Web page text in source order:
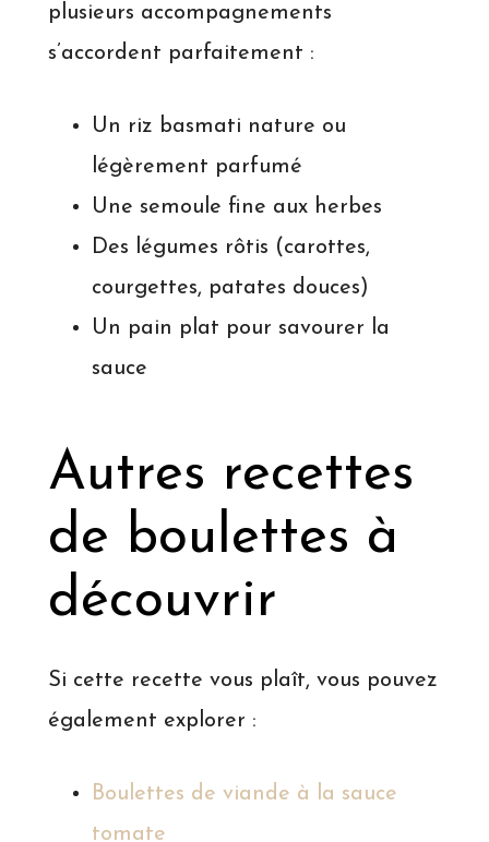
plusieurs accompagnements
s’accordent parfaitement :
Un riz basmati nature ou
légèrement parfumé
Une semoule fine aux herbes
Des légumes rôtis (carottes,
courgettes, patates douces)
Un pain plat pour savourer la
sauce
Autres recettes
de boulettes à
découvrir
Si cette recette vous plaît, vous pouvez
également explorer :
Boulettes de viande à la sauce
tomate